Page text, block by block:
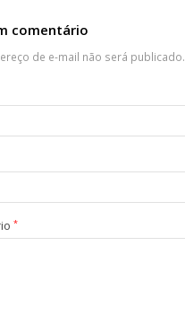
comentário
de e-mail não será publicado.
*